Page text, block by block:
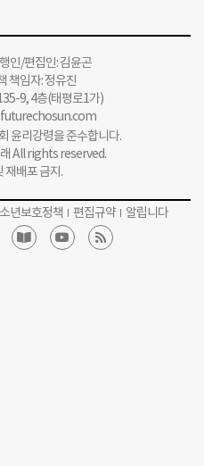
인/편집인: 김윤곤
책임자: 정유진
9, 4층(태평로1가)
윤리강령을 준수합니다.
All rights reserved.
재배포 금지.
년보호정책 편집규약 알립니다